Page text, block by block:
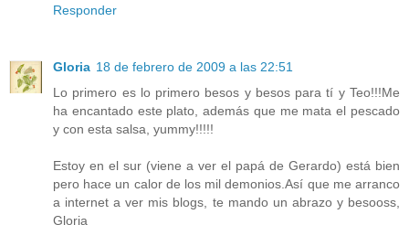
Responder
Gloria 18 de febrero de 2009 a las 22:51
Lo primero es lo primero besos y besos para tí y Teo!!!Me
ha encantado este plato, además que me mata el pescado
y con esta salsa, yummy!!!!!
Estoy en el sur (viene a ver el papá de Gerardo) está bien
pero hace un calor de los mil demonios.Así que me arranco
a internet a ver mis blogs, te mando un abrazo y besooss,
Gloria